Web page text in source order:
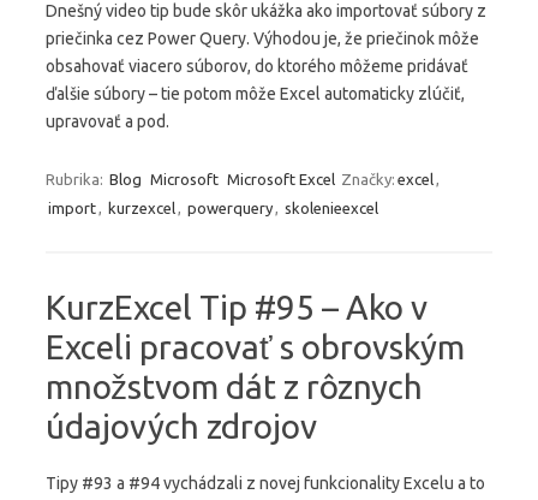
Dnešný video tip bude skôr ukážka ako importovať súbory z
priečinka cez Power Query. Výhodou je, že priečinok môže
obsahovať viacero súborov, do ktorého môžeme pridávať
ďalšie súbory – tie potom môže Excel automaticky zlúčiť,
upravovať a pod.
Rubrika: Blog Microsoft Microsoft Excel Značky: excel,
import, kurzexcel, powerquery, skolenieexcel
KurzExcel Tip #95 – Ako v
Exceli pracovať s obrovským
množstvom dát z rôznych
údajových zdrojov
Tipy #93 a #94 vychádzali z novej funkcionality Excelu a to